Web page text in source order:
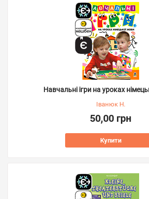
Навчальні ігри на уроках
Іванюк Н.
50,00 грн
Купити